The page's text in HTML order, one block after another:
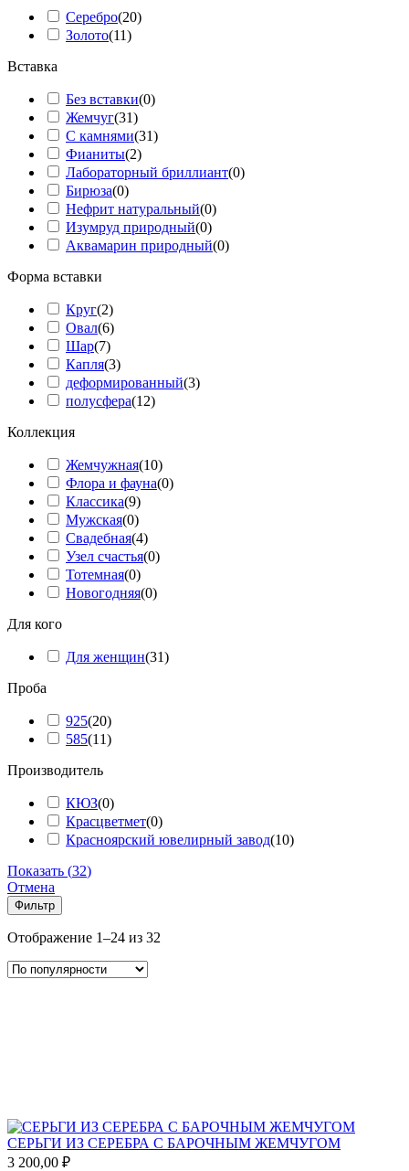
Серебро(20)
Золото(11)
Вставка
Без вставки(0)
Жемчуг(31)
С камнями(31)
Фианиты(2)
Лабораторный бриллиант(0)
Бирюза(0)
Нефрит натуральный(0)
Изумруд природный(0)
Аквамарин природный(0)
Форма вставки
Круг(2)
Овал(6)
Шар(7)
Капля(3)
деформированный(3)
полусфера(12)
Коллекция
Жемчужная(10)
Флора и фауна(0)
Классика(9)
Мужская(0)
Свадебная(4)
Узел счастья(0)
Тотемная(0)
Новогодняя(0)
Для кого
Для женщин(31)
Проба
925(20)
585(11)
Производитель
КЮЗ(0)
Красцветмет(0)
Красноярский ювелирный завод(10)
Показать (32)
Отмена
Фильтр
Отображение 1–24 из 32
СЕРЬГИ ИЗ СЕРЕБРА С БАРОЧНЫМ ЖЕМЧУГОМ
3 200,00 ₽